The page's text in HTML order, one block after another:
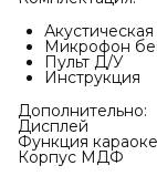
Микрофон
Пульт Д/У
Инструкция
Дополнительно:
Дисплей
Функция караоке
Корпус МДФ